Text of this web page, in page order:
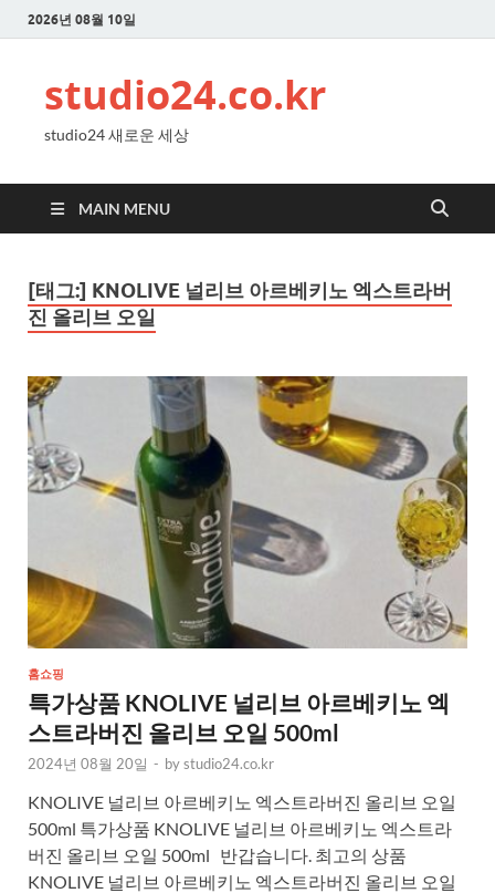
2026년 08월 10일
studio24.co.kr
studio24 새로운 세상
MAIN MENU
[태그:] KNOLIVE 널리브 아르베키노 엑스트라버
진 올리브 오일
홈쇼핑
특가상품 KNOLIVE 널리브 아르베키노 엑
스트라버진 올리브 오일 500ml
2024년 08월 20일 - bystudio24.co.kr
KNOLIVE 널리브 아르베키노 엑스트라버진 올리브 오일
500ml 특가상품 KNOLIVE 널리브 아르베키노 엑스트라
버진 올리브 오일 500ml 반갑습니다. 최고의 상품
KNOLIVE 널리브 아르베키노 엑스트라버진 올리브 오일